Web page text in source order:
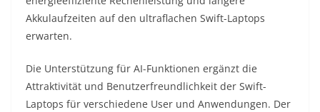
Akkulaufzeiten auf den ultraflachen Swift-Laptops
erwarten.
Die Unterstützung für AI-Funktionen ergänzt die
Attraktivität und Benutzerfreundlichkeit der Swift-
Laptops für verschiedene User und Anwendungen. Der